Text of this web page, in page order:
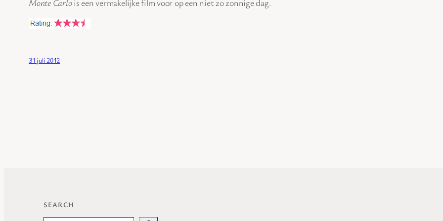
Monte Carlois een vermakelijke film voor op een niet zo zonnige dag.
31 juli 2012
SEARCH